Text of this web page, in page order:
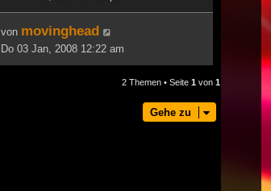
von movinghead
Do 03 Jan, 2008 12:22 am
2 Themen • Seite 1 von 1
Gehe zu